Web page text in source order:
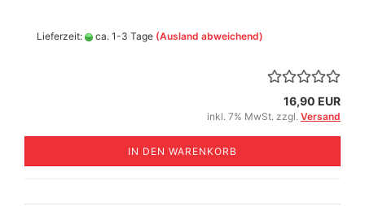
Lieferzeit: ca. 1-3 Tage (Ausland abweichend)
16,90 EUR
inkl. 7% MwSt. zzgl. Versand
IN DEN WARENKORB